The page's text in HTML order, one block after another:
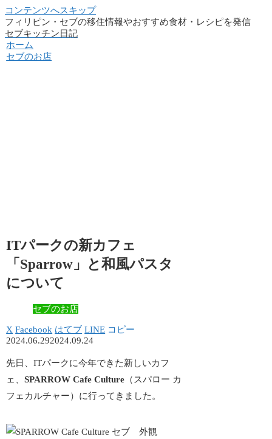
コンテンツへスキップ
フィリピン・セブの移住情報やおすすめ食材・レシピを発信
セブキッチン日記
ホーム
セブのお店
ITパークの新カフェ
「Sparrow」と和風パスタ
について
セブのお店
X Facebook はてブ LINE コピー
2024.06.292024.09.24
先日、ITパークに今年できた新しいカフ
ェ、SPARROW Cafe Culture （スパロー カ
フェカルチャー）に行ってきました。